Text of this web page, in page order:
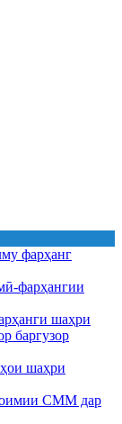
фарҳанг
фарҳангии
шаҳри
баргузор
шаҳри
СММ дар